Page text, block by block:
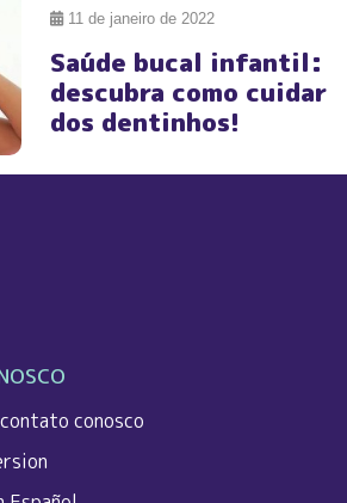
11 de janeiro de 2022
Saúde bucal infantil:
descubra como cuidar
dos dentinhos!
conosco